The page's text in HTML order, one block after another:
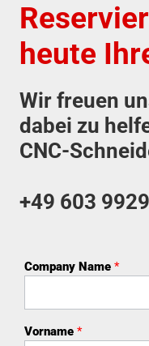
heute
Wir freuen
dabei zu
CNC-
+49 603
Company Name *
Vorname *